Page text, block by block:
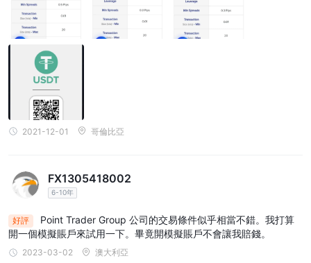
2021-12-01 哥倫比亞
FX1305418002
6-10年
好評
Point Trader Group 公司的交易條件似乎相當不錯。我打算
開一個模擬賬戶來試用一下。畢竟開模擬賬戶不會讓我賠錢。
2023-03-02 澳大利亞